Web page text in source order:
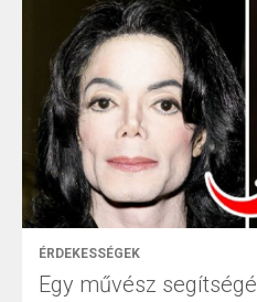
ÉRDEKESSÉGEK
Egy művész